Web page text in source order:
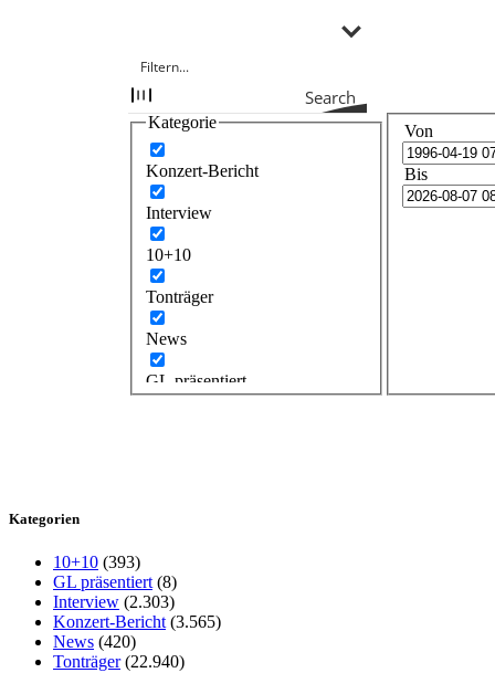
Search
Kategorie
Konzert-Bericht
Interview
10+10
Tonträger
News
GL präsentiert
Von
Bis
Kategorien
10+10 (393)
GL präsentiert (8)
Interview (2.303)
Konzert-Bericht (3.565)
News (420)
Tonträger(22.940)